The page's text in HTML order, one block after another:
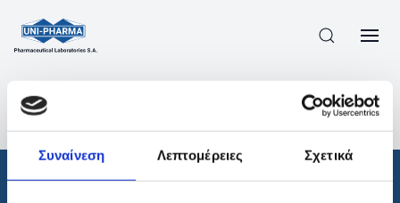
Συναίνεση Λεπτομέρειες Σχετικά
ΠΡΟΪΟΝΤΑ ΣΥΝΤΑΓΟΓΡΑΦΟΎΜΕΝΑ
/
ΑΠΟΤΕΛΕΣΜΑΤΑ ΑΝΑΖΗΤΗΣΗΣ
Φάρμακα / Συνταγογραφούμενα